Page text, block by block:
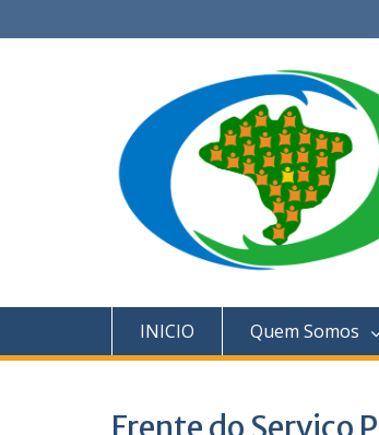
to
INICIO Quem Somos
Frente do Serviço